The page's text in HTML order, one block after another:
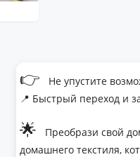
👉
Не упустите
📍 Быстрый переход и
🌟
Преобрази свой
домашнего текстиля,